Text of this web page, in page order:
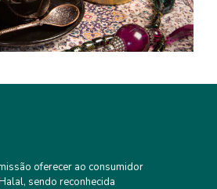
oferecer ao consumidor
sendo reconhecida